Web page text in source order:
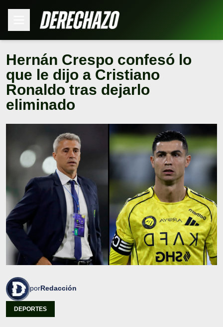
Hernán Crespo confesó lo
que le dijo a Cristiano
Ronaldo tras dejarlo
eliminado
porRedacción
DEPORTES